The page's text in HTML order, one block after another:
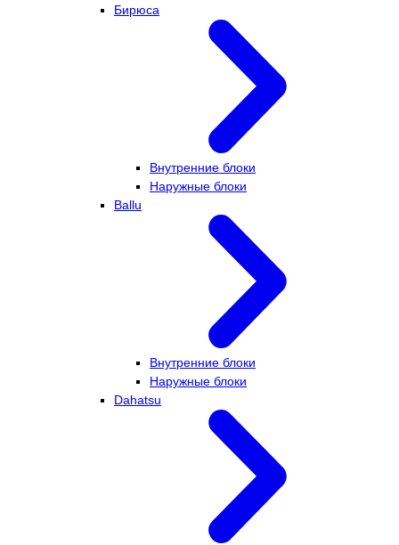
Бирюса
Внутренние блоки
Наружные блоки
Ballu
Внутренние блоки
Наружные блоки
Dahatsu